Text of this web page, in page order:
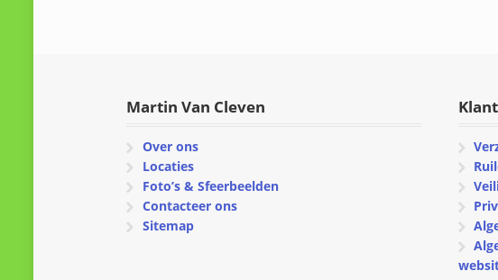
Martin Van Cleven
Over ons
Locaties
Foto’s & Sfeerbeelden
Contacteer ons
Sitemap